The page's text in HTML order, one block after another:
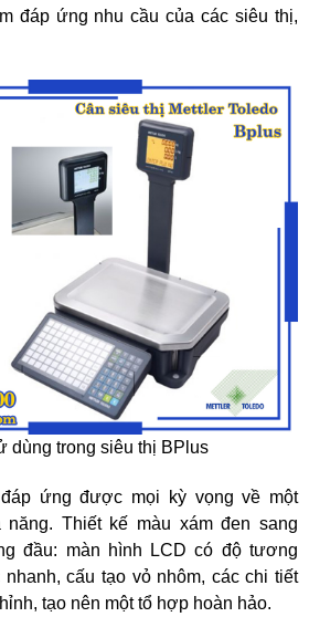
đáp ứng nhu cầu của các siêu thị,
dùng trong siêu thị BPlus
đáp ứng được mọi kỳ vọng về một
Thiết kế màu xám đen sang
đầu: màn hình LCD có độ tương
cấu tạo vỏ nhôm, các chi tiết
tạo nên một tổ hợp hoàn hảo.